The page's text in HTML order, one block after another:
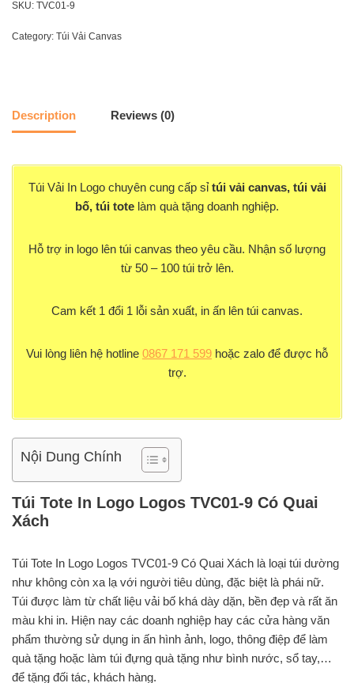
SKU: TVC01-9
Category: Túi Vải Canvas
Description Reviews (0)
Túi Vải In Logo chuyên cung cấp sỉtúi vải canvas, túi vải
bố, túi tote làm quà tặng doanh nghiệp.
Hỗ trợ in logo lên túi canvas theo yêu cầu. Nhận số lượng
từ 50 – 100 túi trở lên.
Cam kết 1 đổi 1 lỗi sản xuất, in ấn lên túi canvas.
Vui lòng liên hệ hotline 0867 171 599 hoặc zalo để được hỗ
trợ.
Nội Dung Chính
Túi Tote In Logo Logos TVC01-9 Có Quai
Xách
Túi Tote In Logo Logos TVC01-9 Có Quai Xách là loại túi dường
như không còn xa lạ với người tiêu dùng, đặc biệt là phái nữ.
Túi được làm từ chất liệu vải bố khá dày dặn, bền đẹp và rất ăn
màu khi in. Hiện nay các doanh nghiệp hay các cửa hàng văn
phẩm thường sử dụng in ấn hình ảnh, logo, thông điệp để làm
quà tặng hoặc làm túi đựng quà tặng như bình nước, sổ tay,…
để tặng đối tác, khách hàng.